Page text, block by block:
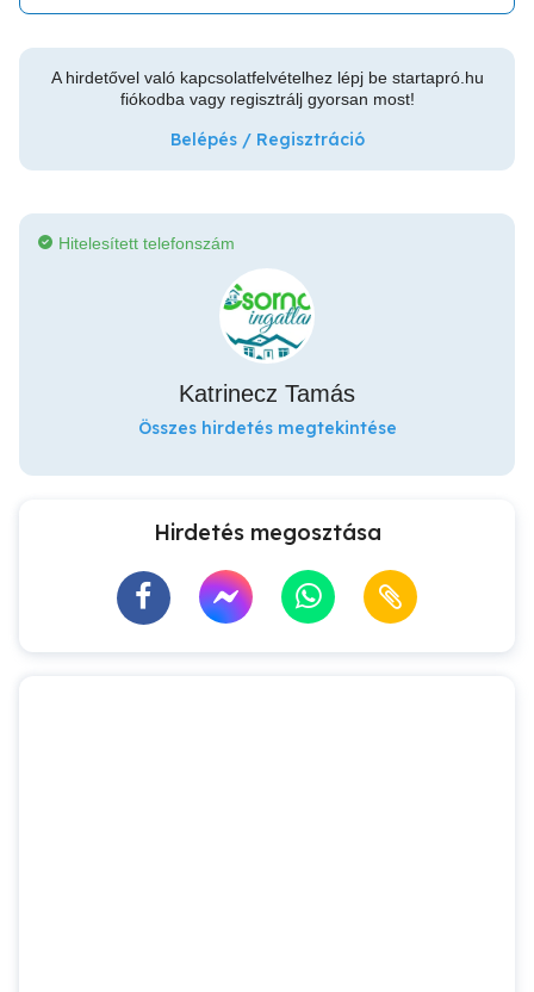
A hirdetővel való kapcsolatfelvételhez lépj be startapró.hu
fiókodba vagy regisztrálj gyorsan most!
Belépés / Regisztráció
Hitelesített telefonszám
Katrinecz Tamás
Összes hirdetés megtekintése
Hirdetés megosztása